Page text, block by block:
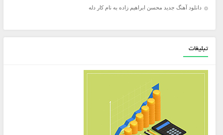
دانلود آهنگ جدید محسن ابراهیم زاده به نام کار دله
تبلیغات